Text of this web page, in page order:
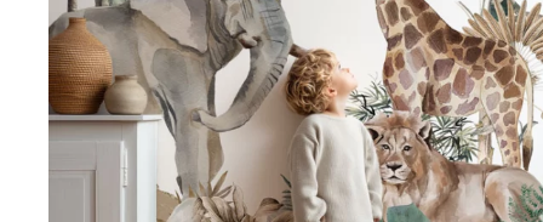
Papier peint Fleurs
délicates
À partir
Papier peint jungle
beige
À partir
de
29,90